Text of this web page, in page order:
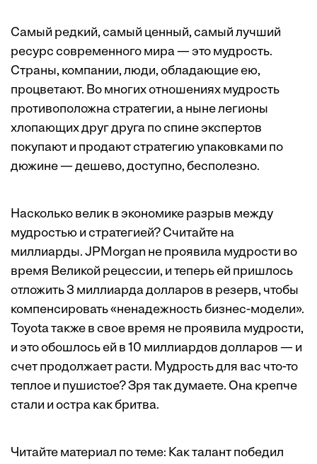
Самый редкий, самый ценный, самый лучший
ресурс современного мира — это мудрость.
Страны, компании, люди, обладающие ею,
процветают. Во многих отношениях мудрость
противоположна стратегии, а ныне легионы
хлопающих друг друга по спине экспертов
покупают и продают стратегию упаковками по
дюжине — дешево, доступно, бесполезно.
Насколько велик в экономике разрыв между
мудростью и стратегией? Считайте на
миллиарды. JPMorgan не проявила мудрости во
время Великой рецессии, и теперь ей пришлось
отложить 3 миллиарда долларов в резерв, чтобы
компенсировать «ненадежность бизнес-модели».
Toyota также в свое время не проявила мудрости,
и это обошлось ей в 10 миллиардов долларов — и
счет продолжает расти. Мудрость для вас что-то
теплое и пушистое? Зря так думаете. Она крепче
стали и остра как бритва.
Читайте материал по теме: Как талант победил